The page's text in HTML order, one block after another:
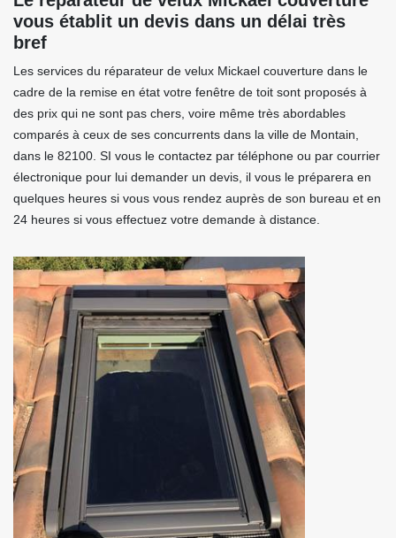
vous établit un devis dans un délai très
bref
Les services du réparateur de velux Mickael couverture dans le
cadre de la remise en état votre fenêtre de toit sont proposés à
des prix qui ne sont pas chers, voire même très abordables
comparés à ceux de ses concurrents dans la ville de Montain,
dans le 82100. SI vous le contactez par téléphone ou par courrier
électronique pour lui demander un devis, il vous le préparera en
quelques heures si vous vous rendez auprès de son bureau et en
24 heures si vous effectuez votre demande à distance.